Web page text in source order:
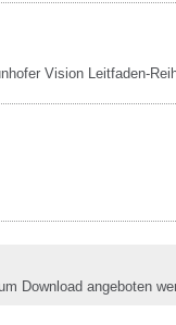
Vision Leitfaden-
Download angeboten